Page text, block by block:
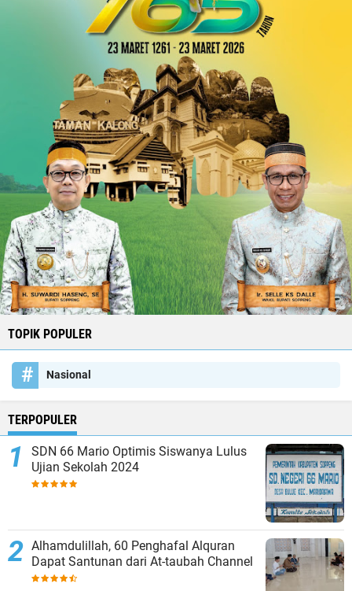
TOPIK POPULER
Nasional
TERPOPULER
SDN 66 Mario Optimis Siswanya Lulus
Ujian Sekolah 2024
Alhamdulillah, 60 Penghafal Alquran
Dapat Santunan dari At-taubah Channel